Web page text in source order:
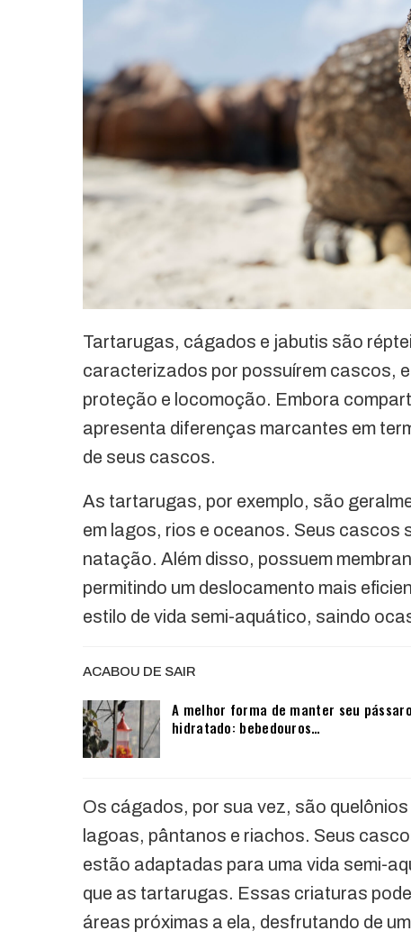
Tartarugas, cágados e jabutis são
caracterizados por possuírem cascos,
proteção e locomoção. Embora
apresenta diferenças marcantes em
de seus cascos.
As tartarugas, por exemplo, são
em lagos, rios e oceanos. Seus cascos
natação. Além disso, possuem
permitindo um deslocamento mais
estilo de vida semi-aquático, saindo
ACABOU DE SAIR
A melhor forma de manter seu pássaro
hidratado: bebedouros…
Os cágados, por sua vez, são
lagoas, pântanos e riachos. Seus
estão adaptadas para uma vida semi-
que as tartarugas. Essas criaturas
áreas próximas a ela, desfrutando de